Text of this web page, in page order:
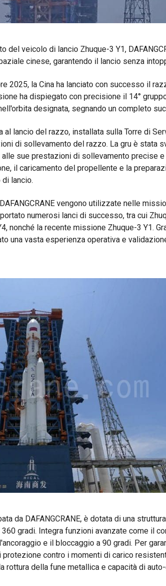
veicolo di lancio Zhuque-3 Y1,
cinese, garantendo il lancio senza
2025, la Cina ha lanciato con successo il
ha dispiegato con precisione il 14°
designata, segnando un completo
al lancio del razzo, installata sulla Torre di
di sollevamento del razzo. La gru è stata
alle sue prestazioni di sollevamento precise
il caricamento del propellente e la
lancio.
vengono utilizzate nelle
numerosi lanci di successo, tra cui
nonché la recente missione Zhuque-3 Y1.
una vasta esperienza operativa e
da DAFANGCRANE, è dotata di una
gradi. Integra funzioni avanzate come il
e il bloccaggio a 90 gradi. Per
contro i momenti di carico
rottura della fune metallica e capacità di